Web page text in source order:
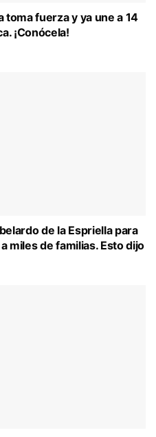
toma fuerza y ya une a 14
¡Conócela!
de la Espriella para
miles de familias. Esto dijo